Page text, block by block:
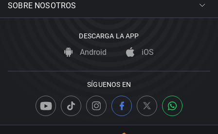
SOBRE NOSOTROS
DESCARGA LA APP
Android iOS
SÍGUENOS EN